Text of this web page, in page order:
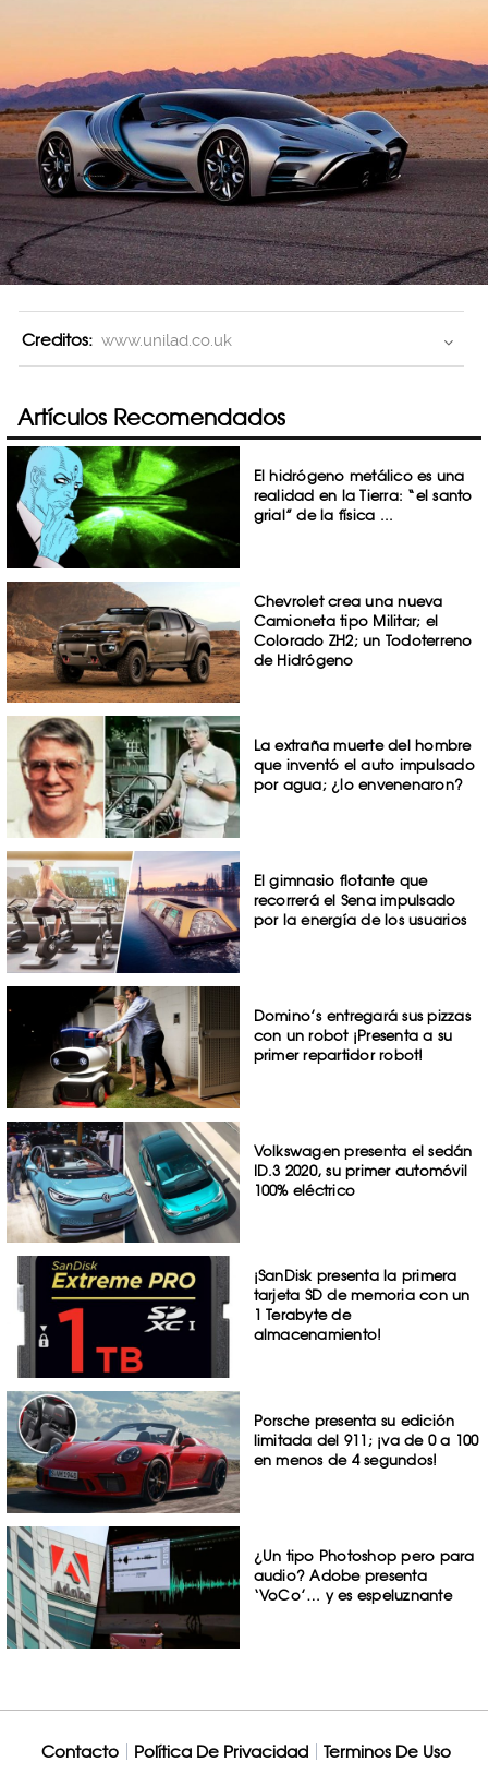
Creditos: www.unilad.co.uk
Artículos Recomendados
El hidrógeno metálico es una
realidad en la Tierra: “el santo
grial” de la física ...
Chevrolet crea una nueva
Camioneta tipo Militar; el
Colorado ZH2; un Todoterreno
de Hidrógeno
La extraña muerte del hombre
que inventó el auto impulsado
por agua; ¿lo envenenaron?
El gimnasio flotante que
recorrerá el Sena impulsado
por la energía de los usuarios
Domino’s entregará sus pizzas
con un robot ¡Presenta a su
primer repartidor robot!
Volkswagen presenta el sedán
ID.3 2020, su primer automóvil
100% eléctrico
¡SanDisk presenta la primera
tarjeta SD de memoria con un
1 Terabyte de
almacenamiento!
Porsche presenta su edición
limitada del 911; ¡va de 0 a 100
en menos de 4 segundos!
¿Un tipo Photoshop pero para
audio? Adobe presenta
‘VoCo’… y es espeluznante
Contacto Política De Privacidad Terminos De Uso